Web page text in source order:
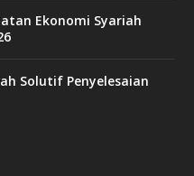
Ekonomi Syariah
Solutif Penyelesaian